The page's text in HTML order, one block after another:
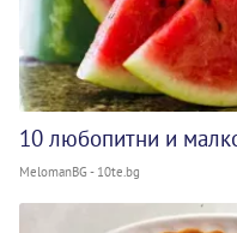
10 любопитни и
MelomanBG - 10te.bg